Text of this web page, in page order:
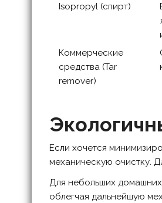
Isopropyl (спирт)
Коммерческие
средства (Tar
remover)
Если хочется
механическую очистку.
Для небольших домашних
облегчая дальнейшую